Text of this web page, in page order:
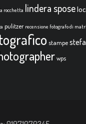
rocchetta lindera spose
pulitzer recensione fotografo di
stampe
wps